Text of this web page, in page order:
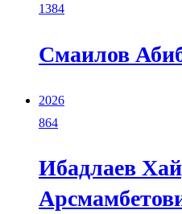
1384
Смаилов
2026
864
Ибадлаев